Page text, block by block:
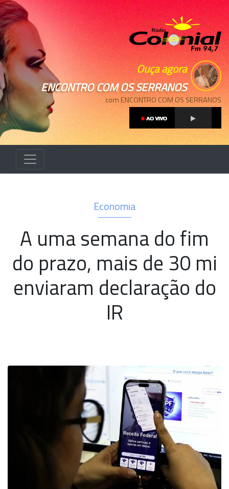
Ouça agora
ENCONTRO COM OS SERRANOS
com ENCONTRO COM OS SERRANOS
Economia
A uma semana do fim
do prazo, mais de 30 mi
enviaram declaração do
IR